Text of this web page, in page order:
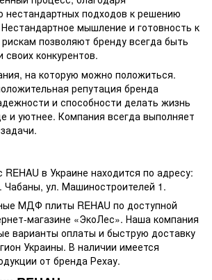
нестандартных подходов к решению
мышление и готовность к
позволяют бренду всегда быть
своих конкурентов.
на которую можно положиться.
репутация бренда
и способности делать жизнь
и уютнее. Компания всегда выполняет
в Украине находится по адресу:
Чабаны, ул. Машиностроителей 1.
МДФ плиты REHAU по доступной
магазине «ЭкоЛес». Наша компания
варианты оплаты и быструю доставку
Украины. В наличии имеется
от бренда Рехау.